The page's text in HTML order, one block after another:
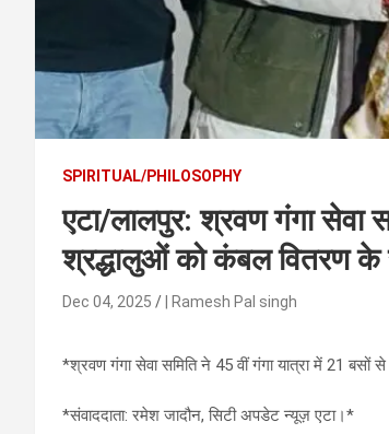
SPIRITUAL/PHILOSOPHY
एटा/लालपुर: श्रवण गंगा सेवा
श्रद्धालुओं को कंबल वितरण के
Dec 04, 2025 | Ramesh Pal singh
*श्रवण गंगा सेवा समिति ने 45 वीं गंगा यात्रा में 21
*संवाददाता: रमेश जादौन, सिटी अपडेट न्यूज़ एटा।*